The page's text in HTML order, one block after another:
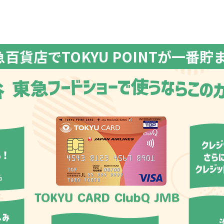
百貨店でTOKYU POINTが一番貯